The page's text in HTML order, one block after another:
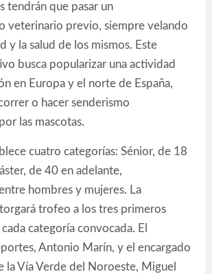
tendrán que pasar un
veterinario previo, siempre velando
y la salud de los mismos. Este
busca popularizar una actividad
en Europa y el norte de España,
o hacer senderismo
las mascotas.
cuatro categorías: Sénior, de 18
de 40 en adelante,
hombres y mujeres. La
trofeo a los tres primeros
categoría convocada. El
Antonio Marín, y el encargado
la Vía Verde del Noroeste, Miguel